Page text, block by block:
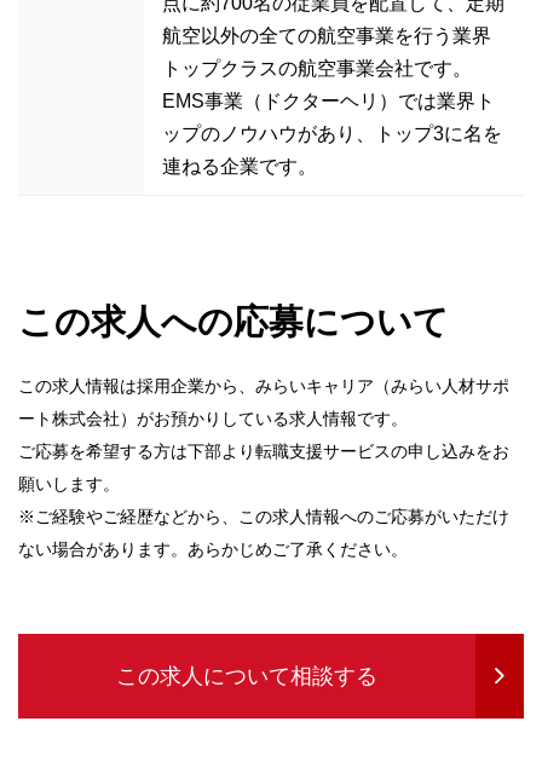
航空以外の全ての航空事業を行う業界
トップクラスの航空事業会社です。
EMS事業（ドクターヘリ）では業界ト
ップのノウハウがあり、トップ3に名を
連ねる企業です。
この求人への応募について
この求人情報は採用企業から、みらいキャリア（みらい人材サポ
ート株式会社）がお預かりしている求人情報です。
ご応募を希望する方は下部より転職支援サービスの申し込みをお
願いします。
※ご経験やご経歴などから、この求人情報へのご応募がいただけ
ない場合があります。あらかじめご了承ください。
この求人について相談する